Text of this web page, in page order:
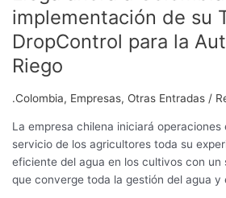
implementación de su
DropControl para la
Riego
.Colombia, Empresas, Otras Entradas /
La empresa chilena iniciará
servicio de los agricultores toda su
eficiente del agua en los cultivos con
que converge toda la gestión del agua y